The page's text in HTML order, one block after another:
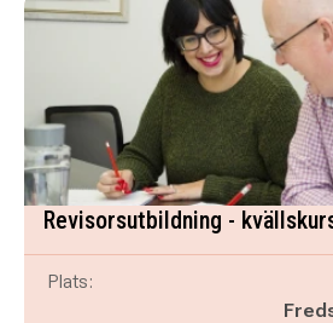
Revisorsutbildning -
Plats: